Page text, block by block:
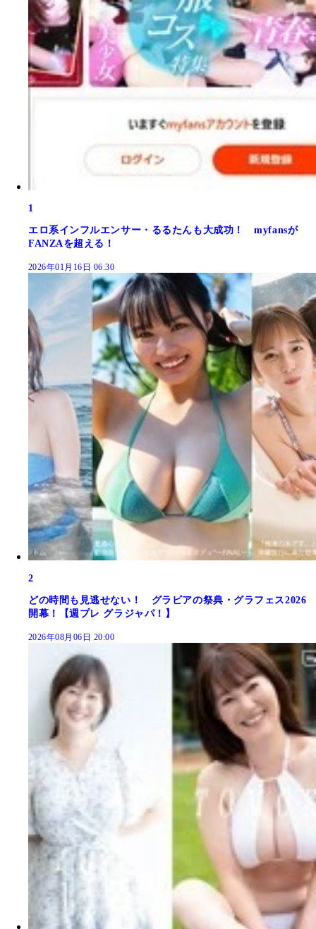
1
エロ系インフルエンサー・るるたんも大成功！ myfansが
FANZAを超える！
2026年01月16日 06:30
2
どの時間も見逃せない！ グラビアの祭典・グラフェス2026
開幕！【週プレ グラジャパ！】
2026年08月06日 20:00